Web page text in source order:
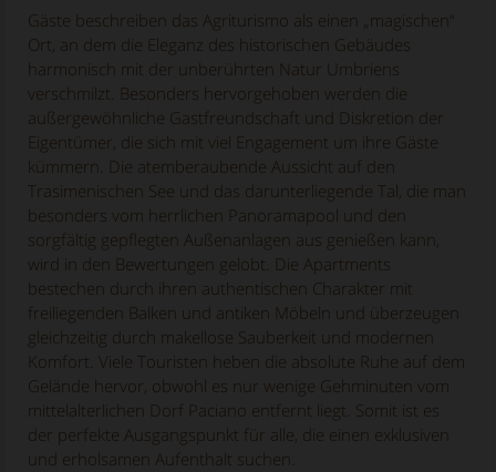
Gäste beschreiben das Agriturismo als einen „magischen“
Ort, an dem die Eleganz des historischen Gebäudes
harmonisch mit der unberührten Natur Umbriens
verschmilzt. Besonders hervorgehoben werden die
außergewöhnliche Gastfreundschaft und Diskretion der
Eigentümer, die sich mit viel Engagement um ihre Gäste
kümmern. Die atemberaubende Aussicht auf den
Trasimenischen See und das darunterliegende Tal, die man
besonders vom herrlichen Panoramapool und den
sorgfältig gepflegten Außenanlagen aus genießen kann,
wird in den Bewertungen gelobt. Die Apartments
bestechen durch ihren authentischen Charakter mit
freiliegenden Balken und antiken Möbeln und überzeugen
gleichzeitig durch makellose Sauberkeit und modernen
Komfort. Viele Touristen heben die absolute Ruhe auf dem
Gelände hervor, obwohl es nur wenige Gehminuten vom
mittelalterlichen Dorf Paciano entfernt liegt. Somit ist es
der perfekte Ausgangspunkt für alle, die einen exklusiven
und erholsamen Aufenthalt suchen.